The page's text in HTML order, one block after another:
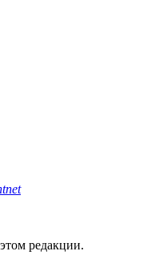
редакции.